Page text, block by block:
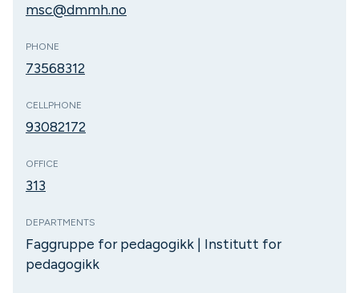
msc@dmmh.no
PHONE
73568312
CELLPHONE
93082172
OFFICE
313
DEPARTMENTS
Faggruppe for pedagogikk | Institutt for
pedagogikk